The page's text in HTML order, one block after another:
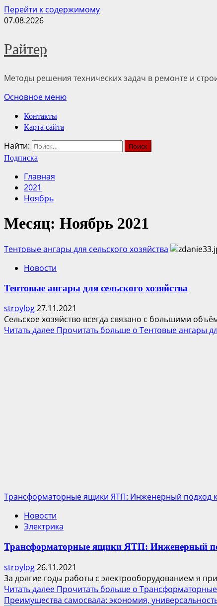
Перейти к содержимому
07.08.2026
Райтер
Методы решения технических задач в ремонте и
Основное меню
Контакты
Карта сайта
Найти:
Подписка
Главная
2021
Ноябрь
Месяц: Ноябрь 2021
Тентовые ангары для сельского хозяйства
Новости
Тентовые ангары для сельского хозяйства
stroylog27.11.2021
Сельское хозяйство всегда связано с большими
Читать далее Прочитать больше о Тентовые ангары
Трансформаторные ящики ЯТП: Инженерный подход к
Новости
Электрика
Трансформаторные ящики ЯТП: Инженерный
stroylog26.11.2021
За долгие годы работы с электрооборудованием я
Читать далее Прочитать больше о
Преимущества самосвала: экономия,